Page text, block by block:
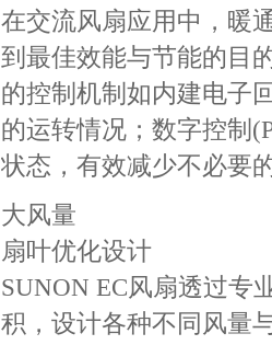
在交流风扇应用中，暖
到最佳效能与节能的目
的控制机制如内建电子
的运转情况；数字控制
状态，有效减少不必要
大风量
扇叶优化设计
SUNON EC风扇透过专
积，设计各种不同风量